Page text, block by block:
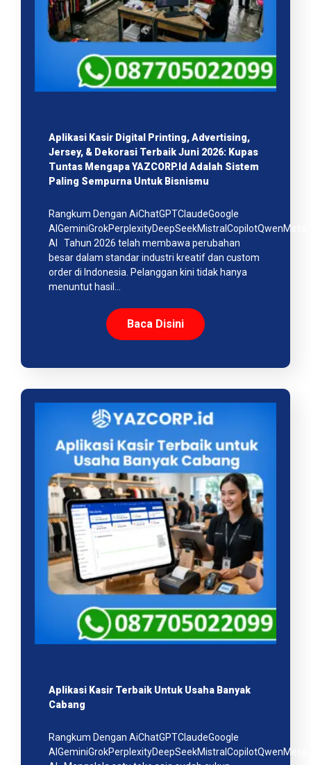
Aplikasi Kasir Digital Printing, Advertising,
Jersey, & Dekorasi Terbaik Juni 2026: Kupas
Tuntas Mengapa YAZCORP.id Adalah Sistem
Paling Sempurna Untuk Bisnismu
Rangkum Dengan AiChatGPTClaudeGoogle
AIGeminiGrokPerplexityDeepSeekMistralCopilotQwenMeta
AI Tahun 2026 telah membawa perubahan
besar dalam standar industri kreatif dan custom
order di Indonesia. Pelanggan kini tidak hanya
menuntut hasil…
Baca Disini
Aplikasi Kasir Terbaik Untuk Usaha Banyak
Cabang
Rangkum Dengan AiChatGPTClaudeGoogle
AIGeminiGrokPerplexityDeepSeekMistralCopilotQwenMeta